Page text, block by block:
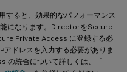
すると、効果的なパフォーマンス
になります。DirectorをSecure
Private Access に登録する必
ドレスを入力する必要がありま
の統合について詳しくは、「